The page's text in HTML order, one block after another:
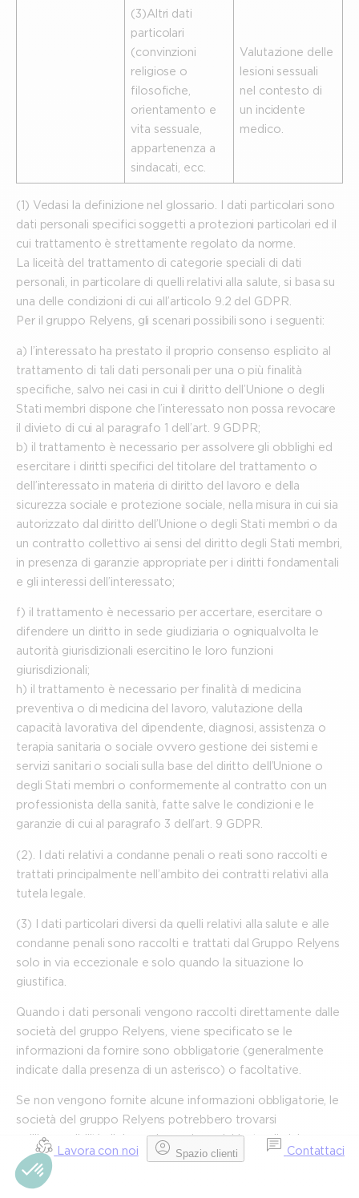
Lavora con noi Spazio clienti Contattaci
(3)Altri dati
particolari
(convinzioni
religiose o
filosofiche,
orientamento e
vita sessuale,
appartenenza a
sindacati, ecc.
Valutazione delle
lesioni sessuali
nel contesto di
un incidente
medico.
(1) Vedasi la definizione nel glossario. I dati particolari sono
dati personali specifici soggetti a protezioni particolari ed il
cui trattamento è strettamente regolato da norme.
La liceità del trattamento di categorie speciali di dati
personali, in particolare di quelli relativi alla salute, si basa su
una delle condizioni di cui all’articolo 9.2 del GDPR.
Per il gruppo Relyens, gli scenari possibili sono i seguenti:
a) l’interessato ha prestato il proprio consenso esplicito al
trattamento di tali dati personali per una o più finalità
specifiche, salvo nei casi in cui il diritto dell’Unione o degli
Stati membri dispone che l’interessato non possa revocare
il divieto di cui al paragrafo 1 dell’art. 9 GDPR;
b) il trattamento è necessario per assolvere gli obblighi ed
esercitare i diritti specifici del titolare del trattamento o
dell’interessato in materia di diritto del lavoro e della
sicurezza sociale e protezione sociale, nella misura in cui sia
autorizzato dal diritto dell’Unione o degli Stati membri o da
un contratto collettivo ai sensi del diritto degli Stati membri,
in presenza di garanzie appropriate per i diritti fondamentali
e gli interessi dell’interessato;
f) il trattamento è necessario per accertare, esercitare o
difendere un diritto in sede giudiziaria o ogniqualvolta le
autorità giurisdizionali esercitino le loro funzioni
giurisdizionali;
h) il trattamento è necessario per finalità di medicina
preventiva o di medicina del lavoro, valutazione della
capacità lavorativa del dipendente, diagnosi, assistenza o
terapia sanitaria o sociale ovvero gestione dei sistemi e
servizi sanitari o sociali sulla base del diritto dell’Unione o
degli Stati membri o conformemente al contratto con un
professionista della sanità, fatte salve le condizioni e le
garanzie di cui al paragrafo 3 dell’art. 9 GDPR.
(2). I dati relativi a condanne penali o reati sono raccolti e
trattati principalmente nell’ambito dei contratti relativi alla
tutela legale.
(3) I dati particolari diversi da quelli relativi alla salute e alle
condanne penali sono raccolti e trattati dal Gruppo Relyens
solo in via eccezionale e solo quando la situazione lo
giustifica.
Quando i dati personali vengono raccolti direttamente dalle
società del gruppo Relyens, viene specificato se le
informazioni da fornire sono obbligatorie (generalmente
indicate dalla presenza di un asterisco) o facoltative.
Se non vengono fornite alcune informazioni obbligatorie, le
società del gruppo Relyens potrebbero trovarsi
nell’impossibilità di rispondere ad una richiesta, di elaborare
una proposta o un preventivo, di gestire/eseguire un
contratto assicurativo o di fornire un servizio.